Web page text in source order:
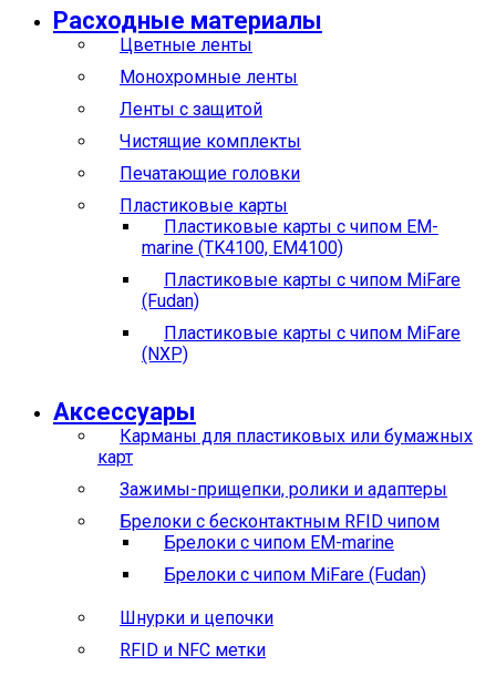
Расходные материалы
Цветные ленты
Монохромные ленты
Ленты с защитой
Чистящие комплекты
Печатающие головки
Пластиковые карты
Пластиковые карты с чипом EM-
marine (TK4100, EM4100)
Пластиковые карты с чипом MiFare
(Fudan)
Пластиковые карты с чипом MiFare
(NXP)
Аксессуары
Карманы для пластиковых или бумажных
карт
Зажимы-прищепки, ролики и адаптеры
Брелоки с бесконтактным RFID чипом
Брелоки с чипом EM-marine
Брелоки с чипом MiFare (Fudan)
Шнурки и цепочки
RFID и NFC метки